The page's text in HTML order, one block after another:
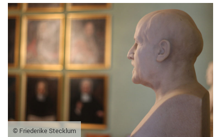
© Friederike Stecklum